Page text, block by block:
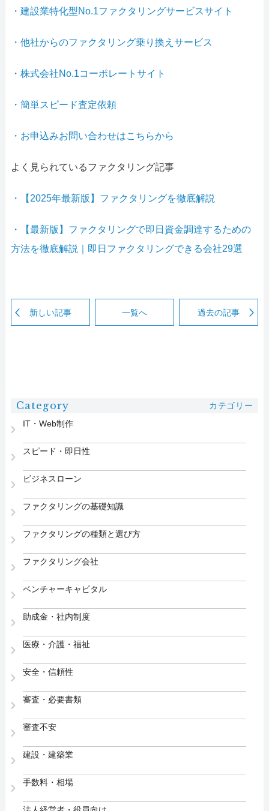
・建設業特化型No.1ファクタリングサービスサイト
・他社からのファクタリング乗り換えサービス
・株式会社No.1コーポレートサイト
・簡単スピード査定依頼
・お申込みお問い合わせはこちらから
よく見られているファクタリング記事
・【2025年最新版】ファクタリングを徹底解説
・【最新版】ファクタリングで即日資金調達するための
方法を徹底解説｜即日ファクタリングできる会社29選
新しい記事 一覧へ 過去の記事
Category
カテゴリー
IT・Web制作
スピード・即日性
ビジネスローン
ファクタリングの基礎知識
ファクタリングの種類と選び方
ファクタリング会社
ベンチャーキャピタル
助成金・社内制度
医療・介護・福祉
安全・信頼性
審査・必要書類
審査不安
建設・建築業
手数料・相場